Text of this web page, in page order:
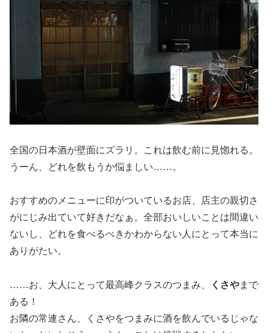
全国の日本酒が壁面にズラリ。これは飲む前に見惚れる。
うーん、どれを飲もうか悩ましい……。
おすすめのメニューに印がついているお店、店主の親切さ
がにじみ出ていて好きだなぁ。全部おいしいことは間違い
ないし、どれを食べるべきかわからない人にとって本当に
ありがたい。
……お、大人にとって最高峰クラスのつまみ、 くさやまで
ある！
お隣の常連さん、くさやをつまみに酒を飲んでいるじゃな